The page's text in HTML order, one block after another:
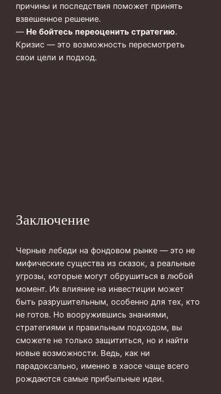
причины и последствия поможет принять
взвешенное решение.
— Не бойтесь переоценить стратегию.
Кризис — это возможность пересмотреть
свои цели и подход.
Заключение
Черные лебеди на фондовом рынке — это не
мифические существа из сказок, а реальные
угрозы, которые могут обрушиться в любой
момент. Их влияние на инвестиции может
быть разрушительным, особенно для тех, кто
не готов. Но вооружившись знаниями,
стратегиями и правильным подходом, вы
сможете не только защититься, но и найти
новые возможности. Ведь, как ни
парадоксально, именно в хаосе чаще всего
рождаются самые прибыльные идеи.